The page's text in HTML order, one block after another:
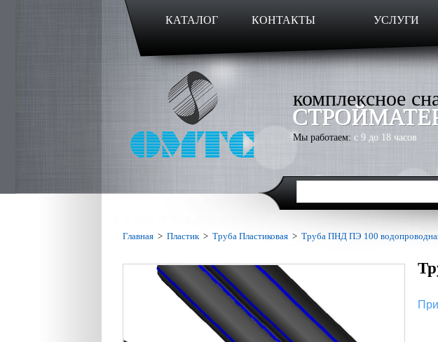
КАТАЛОГ КОНТАКТЫ УСЛУГИ
комплексное
Мы работаем: с 9 до 18 часов
Главная > Пластик> Труба Пластиковая > Труба ПНД ПЭ 100